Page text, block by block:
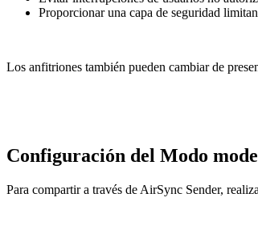
Proporcionar una capa de seguridad
Los anfitriones también pueden cambiar de
Configuración del Modo
Para compartir a través de AirSync Sender,